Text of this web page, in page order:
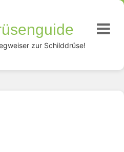
zur Schilddrüse!